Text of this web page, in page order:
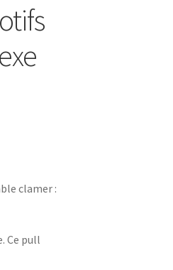
clamer :
Ce pull